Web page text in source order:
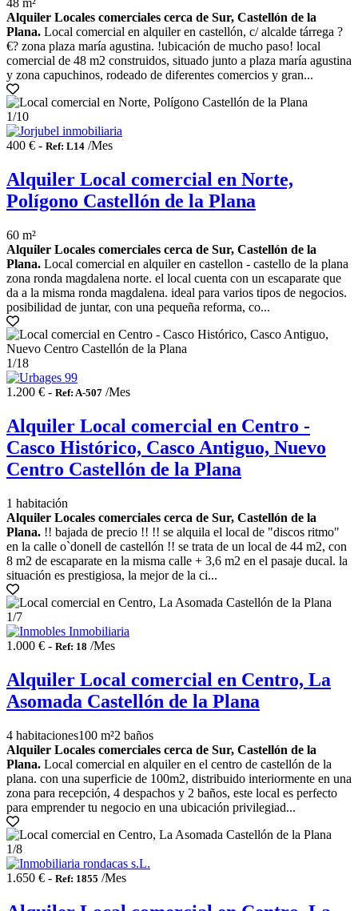
48 m²
Alquiler Locales comerciales cerca de Sur, Castellón de la
Plana. Local comercial en alquiler en castellón, c/ alcalde tárrega ?
€? zona plaza maría agustina. !ubicación de mucho paso! local
comercial de 48 m2 construidos, situado junto a plaza maría agustina
y zona capuchinos, rodeado de diferentes comercios y gran...
1/10
400 € - Ref: L14 /Mes
Alquiler Local comercial en Norte,
Polígono Castellón de la Plana
60 m²
Alquiler Locales comerciales cerca de Sur, Castellón de la
Plana. Local comercial en alquiler en castellon - castello de la plana
zona ronda magdalena norte. el local cuenta con un escaparate que
da a la misma ronda magdalena. ideal para varios tipos de negocios.
posibilidad de juntar, con una pequeña reforma, co...
1/18
1.200 € - Ref: A-507 /Mes
Alquiler Local comercial en Centro -
Casco Histórico, Casco Antiguo, Nuevo
Centro Castellón de la Plana
1 habitación
Alquiler Locales comerciales cerca de Sur, Castellón de la
Plana. !! bajada de precio !! !! se alquila el local de "discos ritmo"
en la calle o`donell de castellón !! se trata de un local de 44 m2, con
8 m2 de escaparate en la misma calle + 3,6 m2 en el pasaje ducal. la
situación es prestigiosa, la mejor de la ci...
1/7
1.000 € - Ref: 18 /Mes
Alquiler Local comercial en Centro, La
Asomada Castellón de la Plana
4 habitaciones100 m²2 baños
Alquiler Locales comerciales cerca de Sur, Castellón de la
Plana. Local comercial en alquiler en el centro de castellón de la
plana. con una superficie de 100m2, distribuido interiormente en una
zona para recepción, 4 despachos y 2 baños, este local es perfecto
para emprender tu negocio en una ubicación privilegiad...
1/8
1.650 € - Ref: 1855 /Mes